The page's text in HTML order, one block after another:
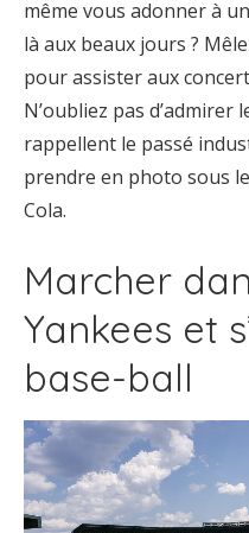
même vous adonner à
là aux beaux jours ?
pour assister aux
N’oubliez pas
rappellent le passé
prendre en photo sous
Cola.
Marcher
Yankees et
base-ball